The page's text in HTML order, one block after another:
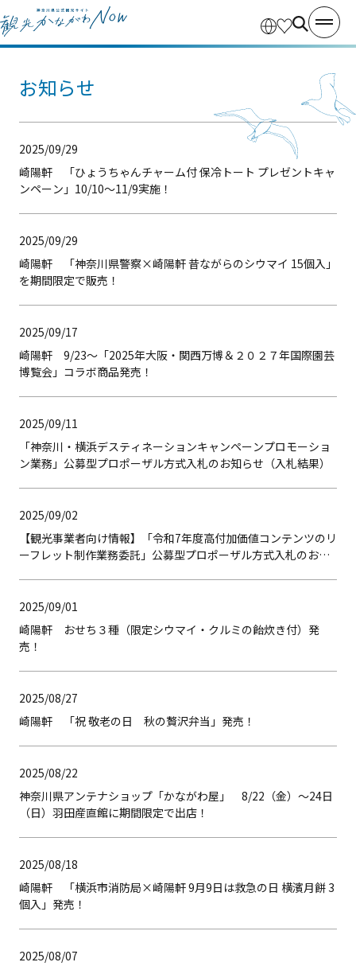
お知らせ
2025/09/29
崎陽軒 「ひょうちゃんチャーム付 保冷トート プレゼントキャ
ンペーン」10/10～11/9実施！
2025/09/29
崎陽軒 「神奈川県警察×崎陽軒 昔ながらのシウマイ 15個入」
を期間限定で販売！
2025/09/17
崎陽軒 9/23～「2025年大阪・関西万博＆２０２７年国際園芸
博覧会」コラボ商品発売！
2025/09/11
「神奈川・横浜デスティネーションキャンペーンプロモーショ
ン業務」公募型プロポーザル方式入札のお知らせ（入札結果）
2025/09/02
【観光事業者向け情報】「令和7年度高付加価値コンテンツのリ
ーフレット制作業務委託」公募型プロポーザル方式入札のお知
2025/09/01
崎陽軒 おせち３種（限定シウマイ・クルミの飴炊き付）発
売！
2025/08/27
崎陽軒 「祝 敬老の日 秋の贅沢弁当」発売！
2025/08/22
神奈川県アンテナショップ「かながわ屋」 8/22（金）～24日
（日）羽田産直館に期間限定で出店！
2025/08/18
崎陽軒 「横浜市消防局×崎陽軒 9月9日は救急の日 横濱月餅 3
個入」発売！
2025/08/07